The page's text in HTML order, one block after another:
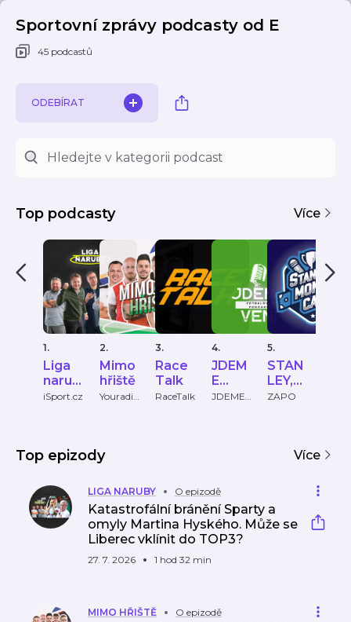
Sportovní zprávy podcasty od E
45 podcastů
ODEBÍRAT
Top podcasty Více
1.
Liga
narub
y
iSport.cz
2.
Mimo
hřiště
Youradio
3.
Race
Talk
RaceTalk
4.
JDEM
E
VEN!
JDEME
5.
STAN
LEY,
MON
ZAPO
Top epizody Více
LIGA NARUBY O epizodě
Katastrofální bránění Sparty a
omyly Martina Hyského. Může se
Liberec vklínit do TOP3?
27. 7. 2026 1 hod 32 min
MIMO HŘIŠTĚ O epizodě